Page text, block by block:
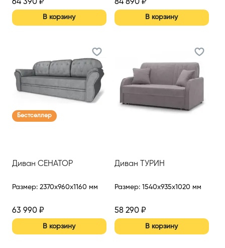
64 390 ₽
В корзину
84 890₽
В корзину
Бестселлер
Диван СЕНАТОР
Размер: 2370x960x1160 мм
63 990 ₽
В корзину
Диван ТУРИН
Размер: 1540x935x1020 мм
58 290₽
В корзину